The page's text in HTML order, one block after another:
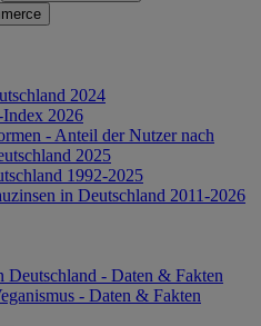
2024
2026
- Anteil der Nutzer nach
2025
1992-2025
in Deutschland 2011-2026
Deutschland - Daten & Fakten
- Daten & Fakten